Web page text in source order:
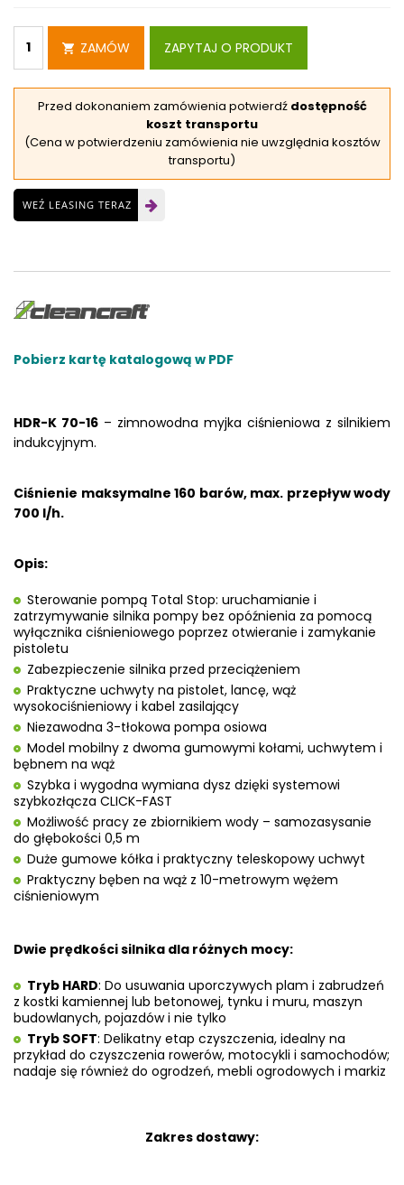
ZAMÓW ZAPYTAJ O PRODUKT
Przed dokonaniem zamówienia potwierdź dostępność
koszt transportu
(Cena w potwierdzeniu zamówienia nie uwzględnia kosztów
transportu)
WEŹ LEASING TERAZ
Pobierz kartę katalogową w PDF
HDR-K 70-16 – zimnowodna myjka ciśnieniowa z silnikiem
indukcyjnym.
Ciśnienie maksymalne 160 barów, max. przepływ wody
700 l/h.
Opis:
Sterowanie pompą Total Stop: uruchamianie i
zatrzymywanie silnika pompy bez opóźnienia za pomocą
wyłącznika ciśnieniowego poprzez otwieranie i zamykanie
pistoletu
Zabezpieczenie silnika przed przeciążeniem
Praktyczne uchwyty na pistolet, lancę, wąż
wysokociśnieniowy i kabel zasilający
Niezawodna 3-tłokowa pompa osiowa
Model mobilny z dwoma gumowymi kołami, uchwytem i
bębnem na wąż
Szybka i wygodna wymiana dysz dzięki systemowi
szybkozłącza CLICK-FAST
Możliwość pracy ze zbiornikiem wody – samozasysanie
do głębokości 0,5 m
Duże gumowe kółka i praktyczny teleskopowy uchwyt
Praktyczny bęben na wąż z 10-metrowym wężem
ciśnieniowym
Dwie prędkości silnika dla różnych mocy:
Tryb HARD: Do usuwania uporczywych plam i zabrudzeń
z kostki kamiennej lub betonowej, tynku i muru, maszyn
budowlanych, pojazdów i nie tylko
Tryb SOFT: Delikatny etap czyszczenia, idealny na
przykład do czyszczenia rowerów, motocykli i samochodów;
nadaje się również do ogrodzeń, mebli ogrodowych i markiz
Zakres dostawy: